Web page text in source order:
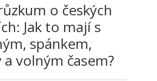
o českých
Jak to mají s
spánkem,
volným časem?